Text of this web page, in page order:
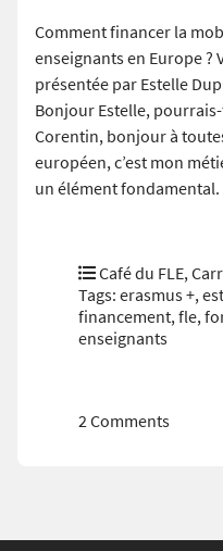
Comment financer la
enseignants en Europe ?
présentée par Estelle
Bonjour Estelle,
Corentin, bonjour à
européen, c’est mon
un élément
Café du FLE,
Tags: erasmus +,
financement,fle,
enseignants
2 Comments